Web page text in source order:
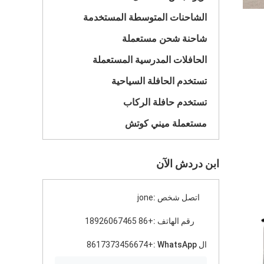
الشاحنات المتوسطة المستخدمة
شاحنة شحن مستعملة
الحافلات المدرسية المستعملة
تستخدم الحافلة السياحية
تستخدم حافلة الركاب
مستعملة ميني كوتش
ابن دردش الآن
اتصل شخص :jone
رقم الهاتف :+86 18926067465
ال WhatsApp : +8617373456674